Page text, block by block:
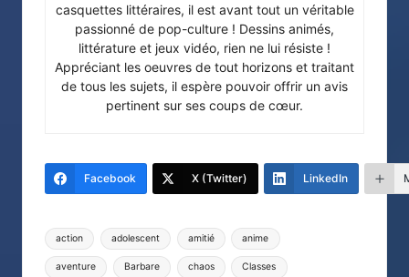
casquettes littéraires, il est avant tout un véritable
passionné de pop-culture ! Dessins animés,
littérature et jeux vidéo, rien ne lui résiste !
Appréciant les oeuvres de tout horizons et traitant
de tous les sujets, il espère pouvoir offrir un avis
pertinent sur ses coups de cœur.
Facebook X (Twitter) LinkedIn
Tags:
action adolescent amitié anime
aventure Barbare chaos Classes